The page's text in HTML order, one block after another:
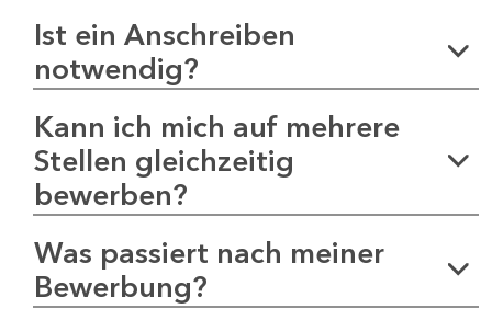
Ist ein Anschreiben
notwendig?
Kann ich mich auf mehrere
Stellen gleichzeitig
bewerben?
Was passiert nach meiner
Bewerbung?